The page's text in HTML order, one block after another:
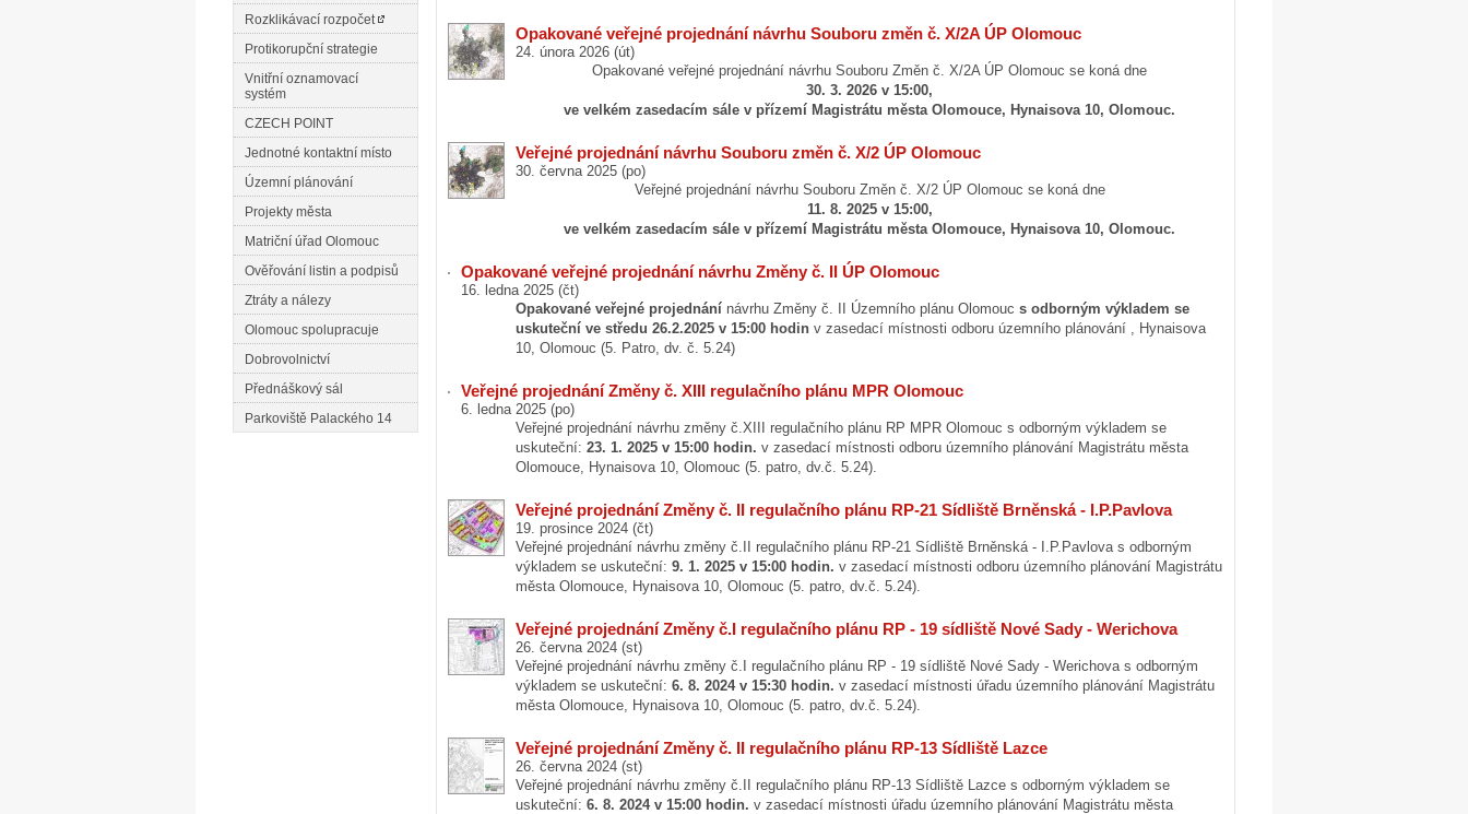
Rozklikávací rozpočet
Protikorupční strategie
Vnitřní oznamovací
systém
CZECH POINT
Jednotné kontaktní místo
Územní plánování
Projekty města
Matriční úřad Olomouc
Ověřování listin a podpisů
Ztráty a nálezy
Olomouc spolupracuje
Dobrovolnictví
Přednáškový sál
Parkoviště Palackého 14
Opakované veřejné projednání návrhu Souboru změn č. X/2A ÚP Olomouc
24. února 2026 (út)
Opakované veřejné projednání návrhu Souboru Změn č. X/2A ÚP Olomouc se koná dne
30. 3. 2026 v 15:00,
ve velkém zasedacím sále v přízemí Magistrátu města Olomouce, Hynaisova 10, Olomouc.
Veřejné projednání návrhu Souboru změn č. X/2 ÚP Olomouc
30. června 2025 (po)
Veřejné projednání návrhu Souboru Změn č. X/2 ÚP Olomouc se koná dne
11. 8. 2025 v 15:00,
ve velkém zasedacím sále v přízemí Magistrátu města Olomouce, Hynaisova 10, Olomouc.
Opakované veřejné projednání návrhu Změny č. II ÚP Olomouc
16. ledna 2025 (čt)
Opakované veřejné projednání návrhu Změny č. II Územního plánu Olomouc s odborným výkladem se
uskuteční ve středu 26.2.2025 v 15:00 hodin v zasedací místnosti odboru územního plánování , Hynaisova
10, Olomouc (5. Patro, dv. č. 5.24)
Veřejné projednání Změny č. XIII regulačního plánu MPR Olomouc
6. ledna 2025 (po)
Veřejné projednání návrhu změny č.XIII regulačního plánu RP MPR Olomouc s odborným výkladem se
uskuteční: 23. 1. 2025 v 15:00 hodin. v zasedací místnosti odboru územního plánování Magistrátu města
Olomouce, Hynaisova 10, Olomouc (5. patro, dv.č. 5.24).
Veřejné projednání Změny č. II regulačního plánu RP-21 Sídliště Brněnská - I.P.Pavlova
19. prosince 2024 (čt)
Veřejné projednání návrhu změny č.II regulačního plánu RP-21 Sídliště Brněnská - I.P.Pavlova s odborným
výkladem se uskuteční: 9. 1. 2025 v 15:00 hodin. v zasedací místnosti odboru územního plánování Magistrátu
města Olomouce, Hynaisova 10, Olomouc (5. patro, dv.č. 5.24).
Veřejné projednání Změny č.I regulačního plánu RP - 19 sídliště Nové Sady - Werichova
26. června 2024 (st)
Veřejné projednání návrhu změny č.I regulačního plánu RP - 19 sídliště Nové Sady - Werichova s odborným
výkladem se uskuteční: 6. 8. 2024 v 15:30 hodin. v zasedací místnosti úřadu územního plánování Magistrátu
města Olomouce, Hynaisova 10, Olomouc (5. patro, dv.č. 5.24).
Veřejné projednání Změny č. II regulačního plánu RP-13 Sídliště Lazce
26. června 2024 (st)
Veřejné projednání návrhu změny č.II regulačního plánu RP-13 Sídliště Lazce s odborným výkladem se
uskuteční: 6. 8. 2024 v 15:00 hodin. v zasedací místnosti úřadu územního plánování Magistrátu města